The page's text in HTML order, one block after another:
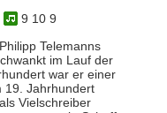
9 10 9
Telemanns
im Lauf der
war er einer
19. Jahrhundert
Vielschreiber